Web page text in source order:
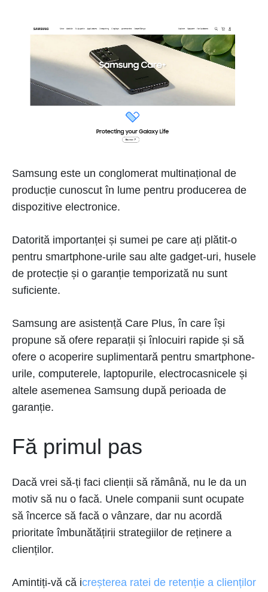
Samsung este un conglomerat multinațional de
producție cunoscut în lume pentru producerea de
dispozitive electronice.
Datorită importanței și sumei pe care ați plătit-o
pentru smartphone-urile sau alte gadget-uri, husele
de protecție și o garanție temporizată nu sunt
suficiente.
Samsung are asistență Care Plus, în care își
propune să ofere reparații și înlocuiri rapide și să
ofere o acoperire suplimentară pentru smartphone-
urile, computerele, laptopurile, electrocasnicele și
altele asemenea Samsung după perioada de
garanție.
Fă primul pas
Dacă vrei să-ți faci clienții să rămână, nu le da un
motiv să nu o facă. Unele companii sunt ocupate
să încerce să facă o vânzare, dar nu acordă
prioritate îmbunătățirii strategiilor de reținere a
clienților.
Amintiți-vă că icreșterea ratei de retenție a clienților